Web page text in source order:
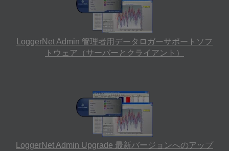
LoggerNet Admin 管理者用データロガーサポートソフ
トウェア（サーバーとクライアント）
LoggerNet Admin Upgrade 最新バージョンへのアップ